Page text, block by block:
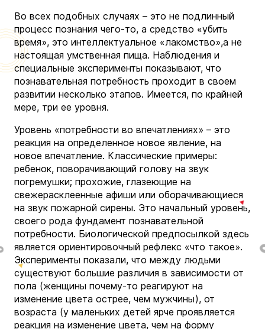
Во всех подобных случаях – это не подлинный
процесс познания чего-то, а средство «убить
время», это интеллектуальное «лакомство»,а не
настоящая умственная пища. Наблюдения и
специальные эксперименты показывают, что
познавательная потребность проходит в своем
развитии несколько этапов. Имеется, по крайней
мере, три ее уровня.
Уровень «потребности во впечатлениях» – это
реакция на определенное новое явление, на
новое впечатление. Классические примеры:
ребенок, поворачивающий голову на звук
погремушки; прохожие, глазеющие на
свежерасклеенные афиши или оборачивающиеся
на звук пожарной сирены. Это начальный уровень,
своего рода фундамент познавательной
потребности. Биологической предпосылкой здесь
является ориентировочный рефлекс «что такое».
Эксперименты показали, что между людьми
существуют большие различия в зависимости от
пола (женщины почему-то реагируют на
изменение цвета острее, чем мужчины), от
возраста (у маленьких детей ярче проявляется
реакция на изменение цвета, чем на форму